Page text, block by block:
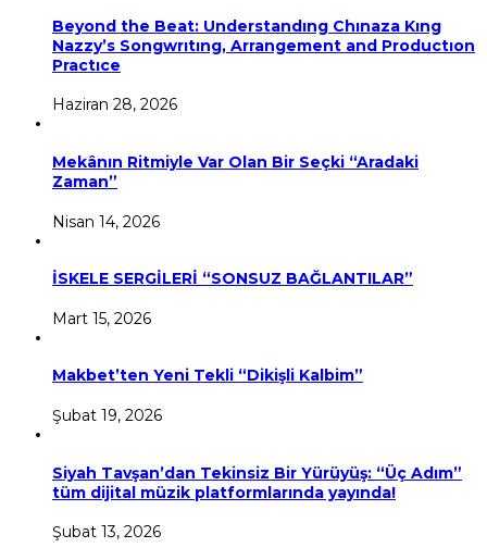
Beyond the Beat: Understandıng Chınaza Kıng
Nazzy’s Songwrıtıng, Arrangement and Productıon
Practıce
Haziran 28, 2026
Mekânın Ritmiyle Var Olan Bir Seçki “Aradaki
Zaman”
Nisan 14, 2026
İSKELE SERGİLERİ “SONSUZ BAĞLANTILAR”
Mart 15, 2026
Makbet’ten Yeni Tekli “Dikişli Kalbim”
Şubat 19, 2026
Siyah Tavşan’dan Tekinsiz Bir Yürüyüş: “Üç Adım”
tüm dijital müzik platformlarında yayında!
Şubat 13, 2026